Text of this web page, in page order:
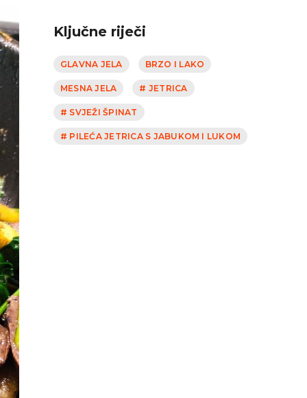
Ključne riječi
GLAVNA JELA BRZO I LAKO
MESNA JELA # JETRICA
# SVJEŽI ŠPINAT
# PILEĆA JETRICA S JABUKOM I LUKOM